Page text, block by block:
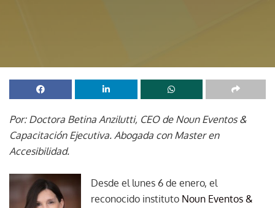
Por: Doctora Betina Anzilutti, CEO de Noun Eventos &
Capacitación Ejecutiva. Abogada con Master en
Accesibilidad.
Desde el lunes 6 de enero, el
reconocido instituto Noun Eventos &